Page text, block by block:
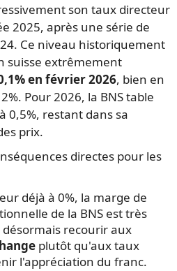
son taux directeur
2025, après une série de
Ce niveau historiquement
suisse extrêmement
en février 2026, bien en
Pour 2026, la BNS table
0,5%, restant dans sa
prix.
directes pour les
déjà à 0%, la marge de
de la BNS est très
recourir aux
plutôt qu'aux taux
l'appréciation du franc.